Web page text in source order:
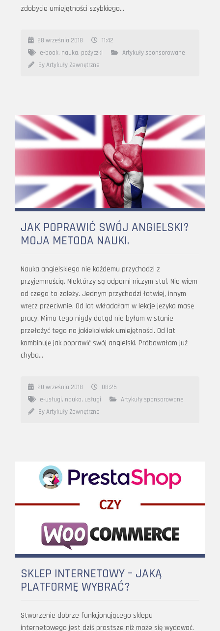
zdobycie umiejętności szybkiego…
28 września 2018
11:42
e-book, nauka, pożyczki
Artykuły sponsorowane
By Artykuły Zewnętrzne
JAK POPRAWIĆ SWÓJ ANGIELSKI?
MOJA METODA NAUKI.
Nauka angielskiego nie każdemu przychodzi z
przyjemnością. Niektórzy są odporni niczym stal. Nie wiem
od czego to zależy. Jednym przychodzi łatwiej, innym
wręcz przeciwnie. Od lat wkładałam w lekcje języka masę
pracy. Mimo tego nigdy dotąd nie byłam w stanie
przełożyć tego na jakiekolwiek umiejętności. Od lat
kombinuję jak poprawić swój angielski. Próbowałam już
chyba…
20 września 2018
08:25
e-usługi, nauka, usługi
Artykuły sponsorowane
By Artykuły Zewnętrzne
SKLEP INTERNETOWY – JAKĄ
PLATFORMĘ WYBRAĆ?
Stworzenie dobrze funkcjonującego sklepu
internetowego jest dziś prostsze niż może się wydawać.